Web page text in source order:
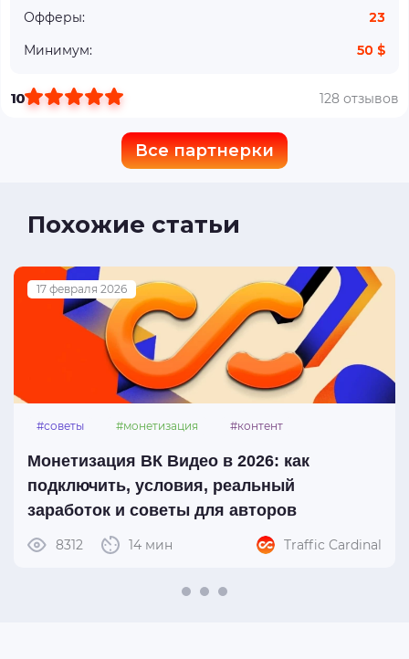
Офферы:
23
Минимум:
50 $
10 128 отзывов
Все партнерки
Похожие статьи
17 февраля 2026
#советы #монетизация
#контент
Монетизация ВК Видео в 2026: как
подключить, условия, реальный
заработок и советы для авторов
8312 14 мин Traffic Cardinal